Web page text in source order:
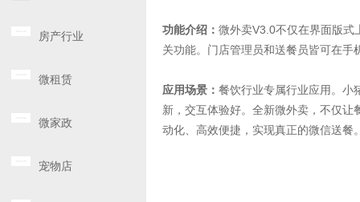
房产行业
微租赁
微家政
宠物店
功能介绍： 微外卖V3.0不仅在界面版式
关功能。门店管理员和送餐员皆可在
应用场景： 餐饮行业专属行业应用。小
新，交互体验好。全新微外卖，不仅
动化、高效便捷，实现真正的微信送餐